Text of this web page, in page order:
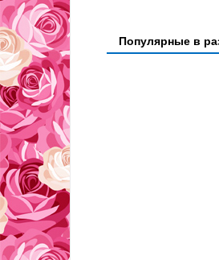
Популярные в